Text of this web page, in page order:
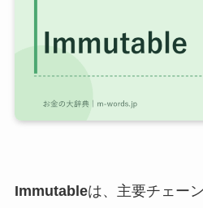
Immutableは、主要チェー